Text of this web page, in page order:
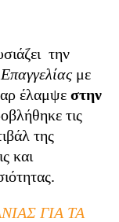
την
με
έλαμψε στην
τις
της
και
ΓΙΑ ΤΑ